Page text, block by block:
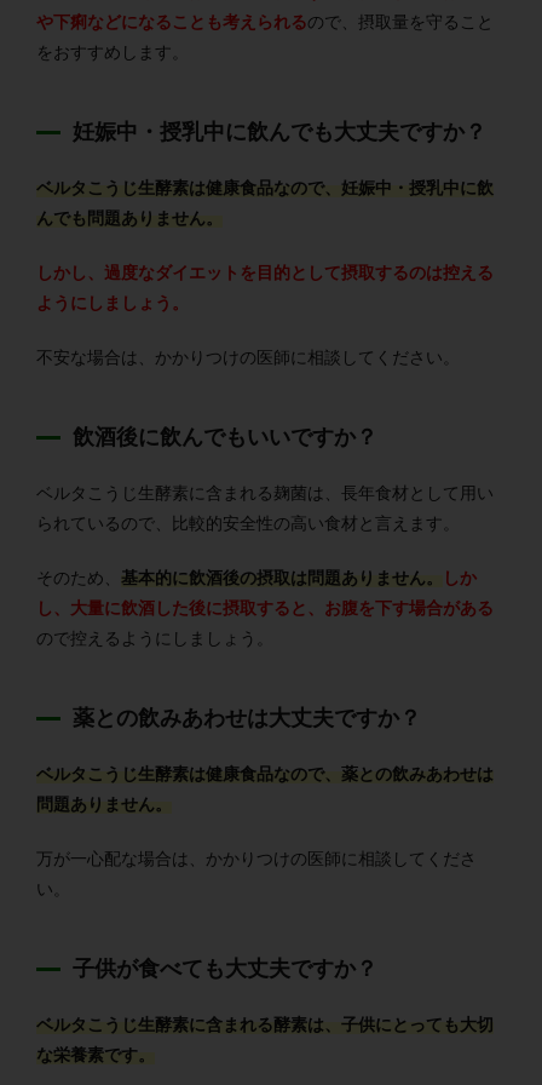
や下痢などになることも考えられるので、摂取量を守ること
をおすすめします。
妊娠中・授乳中に飲んでも大丈夫ですか？
ベルタこうじ生酵素は健康食品なので、妊娠中・授乳中に飲
んでも問題ありません。
しかし、過度なダイエットを目的として摂取するのは控える
ようにしましょう。
不安な場合は、かかりつけの医師に相談してください。
飲酒後に飲んでもいいですか？
ベルタこうじ生酵素に含まれる麹菌は、長年食材として用い
られているので、比較的安全性の高い食材と言えます。
そのため、 基本的に飲酒後の摂取は問題ありません。
しか
し、大量に飲酒した後に摂取すると、お腹を下す場合がある
ので控えるようにしましょう。
薬との飲みあわせは大丈夫ですか？
ベルタこうじ生酵素は健康食品なので、薬との飲みあわせは
問題ありません。
万が一心配な場合は、かかりつけの医師に相談してくださ
い。
子供が食べても大丈夫ですか？
ベルタこうじ生酵素に含まれる酵素は、子供にとっても大切
な栄養素です。